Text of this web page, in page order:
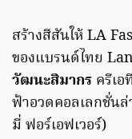
สร้างสีสันให้ LA
ของแบรนด์ไทย
วัฒนะสิมากร ครีเ
ฟ้าอวดคอลเลกชั่น
มี่ ฟอร์เอฟเวอร์)